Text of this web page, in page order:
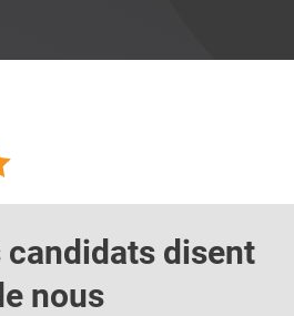
candidats disent
nous